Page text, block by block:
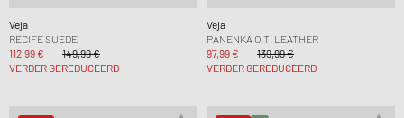
Veja
RECIFE SUEDE
112,99 €
149,99 €
VERDER GEREDUCEERD
Veja
PANENKA O.T. LEATHER
97,99 €
139,99 €
VERDER GEREDUCEERD